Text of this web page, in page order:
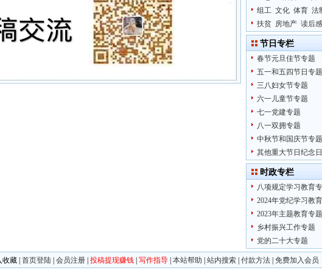
组工 文化 体育 法
扶贫 房地产 读后感
节日专栏
春节元旦佳节专题
五一和五四节日专题
三八妇女节专题
六一儿童节专题
七一党建专题
八一双拥专题
中秋节和国庆节专题
其他重大节日纪念
时政专栏
八项规定学习教育
2024年党纪学习教
2023年主题教育专题
乡村振兴工作专题
党的二十大专题
收藏 首页登陆 会员注册 投稿提现赚钱 写作指导 本站帮助 站内搜索 付款方法 免费加入会员